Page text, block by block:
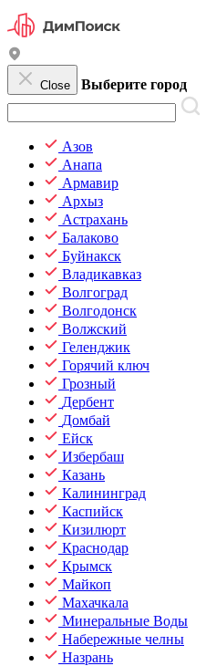
Close Выберите город
Азов
Анапа
Армавир
Архыз
Астрахань
Балаково
Буйнакск
Владикавказ
Волгоград
Волгодонск
Волжский
Геленджик
Горячий ключ
Грозный
Дербент
Домбай
Ейск
Избербаш
Казань
Калининград
Каспийск
Кизилюрт
Краснодар
Крымск
Майкоп
Махачкала
Минеральные Воды
Набережные челны
Назрань